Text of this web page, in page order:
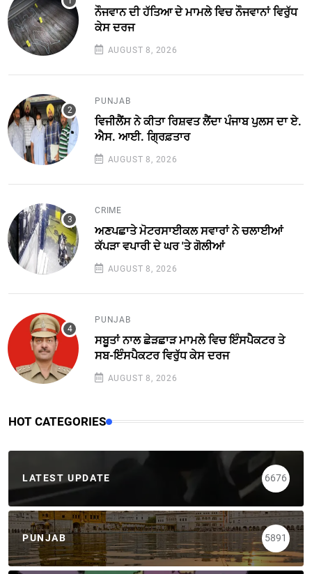
ਨੌਜਵਾਨ ਦੀ ਹੱਤਿਆ ਦੇ ਮਾਮਲੇ ਵਿਚ ਨੌਜਵਾਨਾਂ ਵਿਰੁੱਧ
ਕੇਸ ਦਰਜ
AUGUST 8, 2026
PUNJAB
ਵਿਜੀਲੈਂਸ ਨੇ ਕੀਤਾ ਰਿਸ਼ਵਤ ਲੈਂਦਾ ਪੰਜਾਬ ਪੁਲਸ ਦਾ ਏ.
ਐਸ. ਆਈ. ਗ੍ਰਿਫ਼ਤਾਰ
AUGUST 8, 2026
CRIME
ਅਣਪਛਾਤੇ ਮੋਟਰਸਾਈਕਲ ਸਵਾਰਾਂ ਨੇ ਚਲਾਈਆਂ
ਕੱਪੜਾ ਵਪਾਰੀ ਦੇ ਘਰ 'ਤੇ ਗੋਲੀਆਂ
AUGUST 8, 2026
PUNJAB
ਸਬੂਤਾਂ ਨਾਲ ਛੇੜਛਾੜ ਮਾਮਲੇ ਵਿਚ ਇੰਸਪੈਕਟਰ ਤੇ
ਸਬ-ਇੰਸਪੈਕਟਰ ਵਿਰੁੱਧ ਕੇਸ ਦਰਜ
AUGUST 8, 2026
HOT CATEGORIES
LATEST UPDATE 6676
PUNJAB 5891